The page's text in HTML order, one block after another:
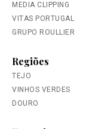
MEDIA CLIPPING
VITAS PORTUGAL
GRUPO ROULLIER
Regiões
TEJO
VINHOS VERDES
DOURO